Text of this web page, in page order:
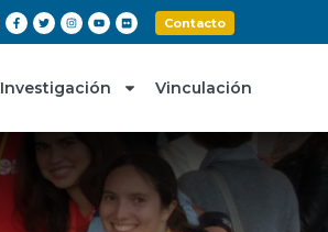
Contacto
Investigación Vinculación